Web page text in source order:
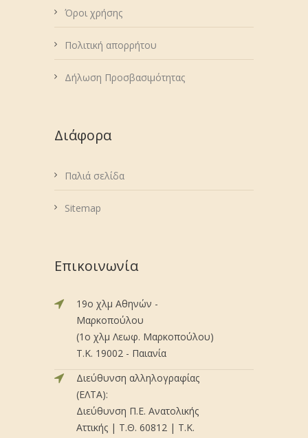
Όροι χρήσης
Πολιτική απορρήτου
Δήλωση Προσβασιμότητας
Διάφορα
Παλιά σελίδα
Sitemap
Επικοινωνία
19ο χλμ Αθηνών -
Μαρκοπούλου
(1ο χλμ Λεωφ. Μαρκοπούλου)
Τ.Κ. 19002 - Παιανία
Διεύθυνση αλληλογραφίας
(ΕΛΤΑ):
Διεύθυνση Π.Ε. Ανατολικής
Αττικής | Τ.Θ. 60812 | Τ.Κ.